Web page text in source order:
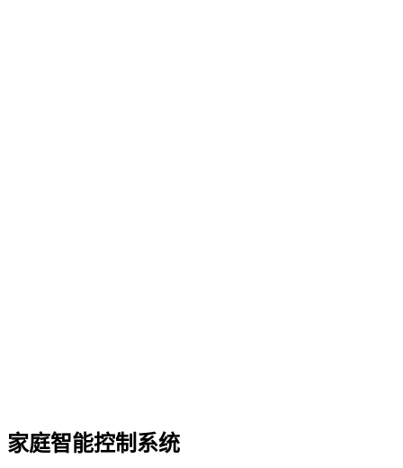
家庭智能控制系统